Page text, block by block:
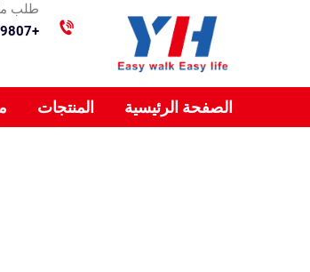
طلب
+86-19329009807
الصفحة الرئيسية المنتجات